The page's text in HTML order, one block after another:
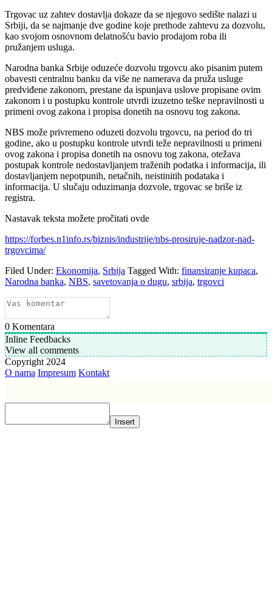
Trgovac uz zahtev dostavlja dokaze da se njegovo sedište nalazi u
Srbiji, da se najmanje dve godine koje prethode zahtevu za dozvolu,
kao svojom osnovnom delatnošću bavio prodajom roba ili
pružanjem usluga.
Narodna banka Srbije oduzeće dozvolu trgovcu ako pisanim putem
obavesti centralnu banku da više ne namerava da pruža usluge
predviđene zakonom, prestane da ispunjava uslove propisane ovim
zakonom i u postupku kontrole utvrdi izuzetno teške nepravilnosti u
primeni ovog zakona i propisa donetih na osnovu tog zakona.
NBS može privremeno oduzeti dozvolu trgovcu, na period do tri
godine, ako u postupku kontrole utvrdi teže nepravilnosti u primeni
ovog zakona i propisa donetih na osnovu tog zakona, otežava
postupak kontrole nedostavljanjem traženih podatka i informacija, ili
dostavljanjem nepotpunih, netačnih, neistinitih podataka i
informacija. U slučaju oduzimanja dozvole, trgovac se briše iz
registra.
Nastavak teksta možete pročitati ovde
https://forbes.n1info.rs/biznis/industrije/nbs-prosiruje-nadzor-nad-
trgovcima/
Filed Under: Ekonomija, Srbija Tagged With: finansiranje kupaca,
Narodna banka, NBS, savetovanja o dugu, srbija, trgovci
0 Komentara
Inline Feedbacks
View all comments
Copyright 2024
O nama Impresum Kontakt
Insert